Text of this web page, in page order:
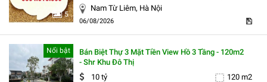
5
Nam Từ Liêm, Hà Nội
06/08/2026
Nổi bật
Bán Biệt Thự 3 Mặt Tiền View Hồ 3 Tầng - 120m2
- Shr Khu Đô Thị
10 tỷ
120 m2